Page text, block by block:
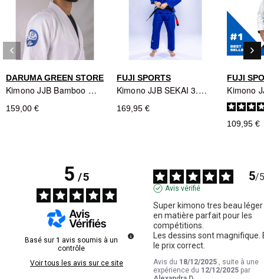
DARUMA GREEN STORE
Kimono JJB Bamboo Classic Blanc/Bleu - Daruma Green Store
159,00 €
FUJI SPORTS
Kimono JJB SEKAI 3.0 Bleu/Jaune - Fuji Sports
169,95 €
FUJI
109,95 €
Précédent
keyboard_arrow_left keyboard_arrow_right
5/5
Basé sur 1 avis soumis à un
contrôle
Voir tous les avis sur ce site
5/5
Avis vérifié
Super kimono tres beau léger
en matière parfait pour les
compétitions.
Les dessins sont magnifique.
le prix correct.
Avis du 18/12/2025
, suite à une
expérience du 12/12/2025 par